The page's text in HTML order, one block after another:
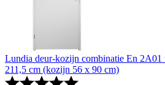
Lundia deur-kozijn combinatie En
211,5 cm (kozijn 56 x 90 cm)